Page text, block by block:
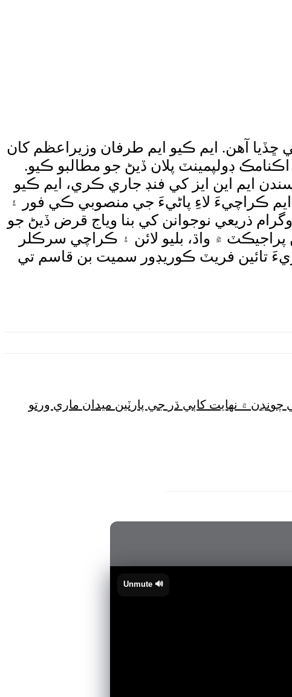
ڇڏيا آهن. ايم ڪيو ايم طرفان وزيراعظم کان
ڊولپمينٽ پلان ڏيڻ جو مطالبو ڪيو.
ايم اين ايز کي فنڊ جاري ڪري، ايم ڪيو
رپيا فنڊ گهريا آهن. ايم ڪيو ايم ڪراچيءَ لاءِ پاڻيءَ جي منصوبي ڪي فور ۽
ذريعي نوجوانن کي بنا وياج قرض ڏيڻ جو
۾ واڌ، بليو لائن ۽ ڪراچي سرڪلر
تائين فريٽ ڪوريڊور سميت بن قاسم تي
چونڊن ۾ نهايت کاٻي ڌر جي پارٽين ميدان ماري ورتو
🔊 Unmute